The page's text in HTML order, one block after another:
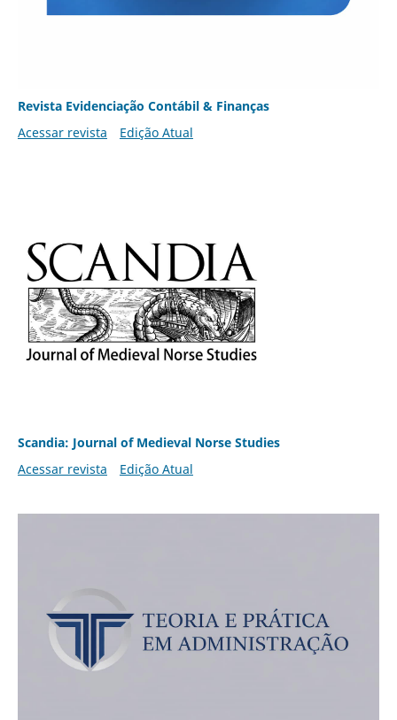
Revista Evidenciação Contábil & Finanças
Acessar revista
Edição Atual
Scandia: Journal of Medieval Norse Studies
Acessar revista
Edição Atual